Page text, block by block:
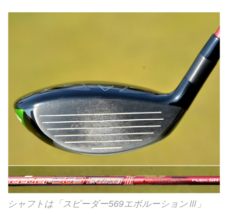
シャフトは「スピーダー569エボルーションⅢ」